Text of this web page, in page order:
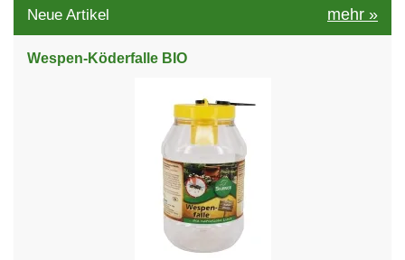
Neue Artikel mehr »
Wespen-Köderfalle BIO